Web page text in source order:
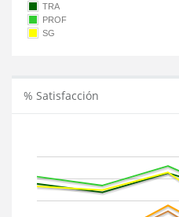
TRA
PROF
SG
% Satisfacción